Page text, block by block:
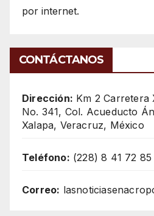
por internet.
CONTÁCTANOS
Dirección: Km 2 Carretera
No. 341, Col. Acueducto
Xalapa, Veracruz, México
Teléfono: (228) 8 41 72 85
Correo: